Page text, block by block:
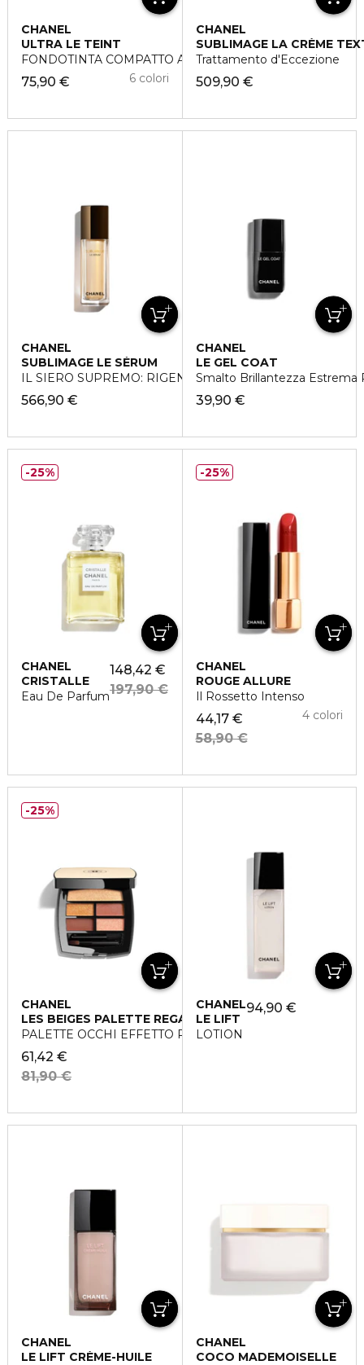
CHANEL
ULTRA LE TEINT
FONDOTINTA COMPATTO AD ALTA PERFEZIONE
75,90 € 6 colori
CHANEL
SUBLIMAGE LA CRÈME
Trattamento d'Eccezione
509,90 €
CHANEL
SUBLIMAGE LE SÉRUM
IL SIERO SUPREMO: RIGENERA E RIDENSIFICA
566,90 €
CHANEL
LE GEL COAT
Smalto Brillantezza Estrema
39,90 €
CHANEL
CRISTALLE
Eau De Parfum
148,42 €
197,90 €
25%
CHANEL
ROUGE ALLURE
Il Rossetto Intenso
44,17 €
58,90 €
4 colori
25%
CHANEL
LES BEIGES PALETTE REGARD
PALETTE OCCHI EFFETTO RADIOSO E NATURALE
61,42 €
81,90 €
25%
CHANEL
LE LIFT
LOTION
94,90 €
CHANEL
LE LIFT CRÈME-HUILE
CHANEL
COCO MADEMOISELLE